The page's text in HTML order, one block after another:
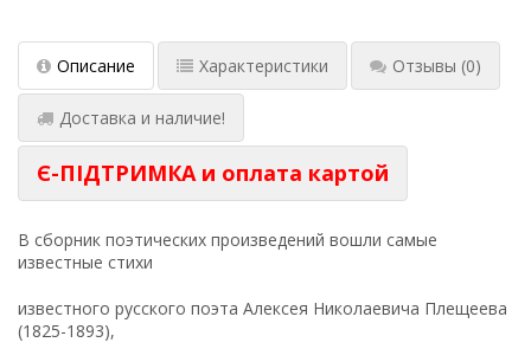
Описание Характеристики Отзывы (0)
Доставка и наличие!
Є-ПІДТРИМКА и оплата картой
В сборник поэтических произведений вошли самые
известные стихи
известного русского поэта Алексея Николаевича Плещеева
(1825-1893),